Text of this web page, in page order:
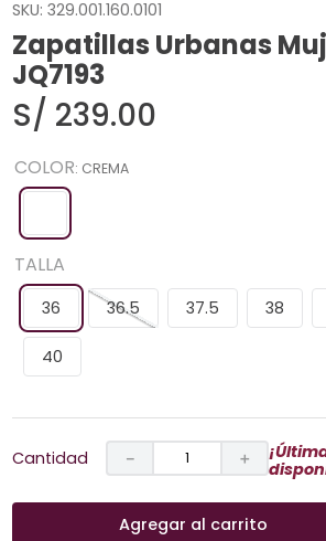
SKU:329.001.160.0101
Zapatillas Urbanas
JQ7193
S/ 239.00
COLOR: CREMA
TALLA
36 36.5 37.5 38
40
Cantidad ＋
－
Agregar al carrito